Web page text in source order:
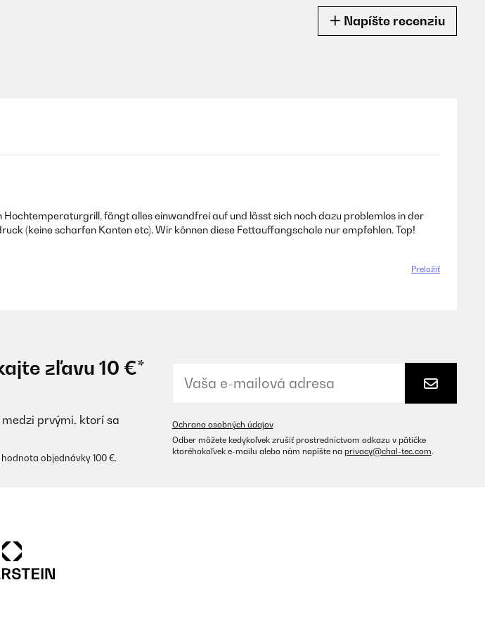
Napíšte recenziu
fängt alles einwandfrei auf und lässt sich noch dazu problemlos in der
(keine scharfen Kanten etc). Wir können diese Fettauffangschale nur empfehlen. Top!
Preložiť
zľavu 10 €*
prvými, ktorí sa
objednávky 100 €.
Ochrana osobných údajov
Odber môžete kedykoľvek zrušiť prostredníctvom odkazu v pätičke
ktoréhokoľvek e-mailu alebo nám napíšte na privacy@chal-tec.com.